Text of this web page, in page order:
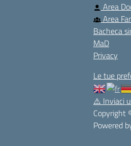
Area
Area
Bacheca
MaD
Privacy
Le tue
⚠️ Inviaci
Copyright
Powered